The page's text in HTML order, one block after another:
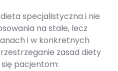
specjalistyczna i nie
na stałe, lecz
i w konkretnych
zasad diety
pacjentom: